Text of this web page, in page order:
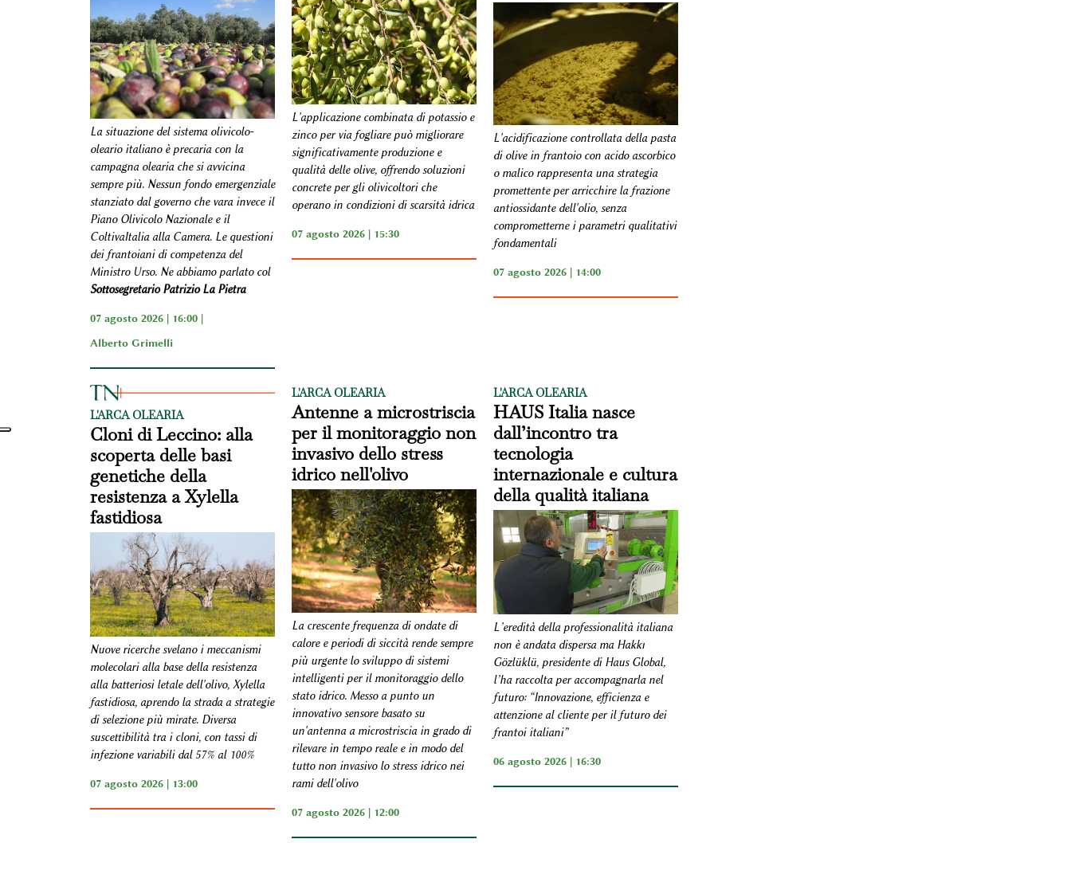
La situazione del sistema olivicolo-
oleario italiano è precaria con la
campagna olearia che si avvicina
sempre più. Nessun fondo emergenziale
stanziato dal governo che vara invece il
Piano Olivicolo Nazionale e il
ColtivaItalia alla Camera. Le questioni
dei frantoiani di competenza del
Ministro Urso. Ne abbiamo parlato col
Sottosegretario Patrizio La Pietra
07 agosto 2026 | 16:00 |
Alberto Grimelli
L'applicazione combinata di potassio e
zinco per via fogliare può migliorare
significativamente produzione e
qualità delle olive, offrendo soluzioni
concrete per gli olivicoltori che
operano in condizioni di scarsità idrica
07 agosto 2026 | 15:30
L'acidificazione controllata della pasta
di olive in frantoio con acido ascorbico
o malico rappresenta una strategia
promettente per arricchire la frazione
antiossidante dell'olio, senza
comprometterne i parametri qualitativi
fondamentali
07 agosto 2026 | 14:00
L'ARCA OLEARIA
Cloni di Leccino: alla
scoperta delle basi
genetiche della
resistenza a Xylella
fastidiosa
Nuove ricerche svelano i meccanismi
molecolari alla base della resistenza
alla batteriosi letale dell'olivo, Xylella
fastidiosa, aprendo la strada a strategie
di selezione più mirate. Diversa
suscettibilità tra i cloni, con tassi di
infezione variabili dal 57% al 100%
07 agosto 2026 | 13:00
L'ARCA OLEARIA
Antenne a microstriscia
per il monitoraggio non
invasivo dello stress
idrico nell'olivo
La crescente frequenza di ondate di
calore e periodi di siccità rende sempre
più urgente lo sviluppo di sistemi
intelligenti per il monitoraggio dello
stato idrico. Messo a punto un
innovativo sensore basato su
un'antenna a microstriscia in grado di
rilevare in tempo reale e in modo del
tutto non invasivo lo stress idrico nei
rami dell'olivo
07 agosto 2026 | 12:00
L'ARCA OLEARIA
HAUS Italia nasce
dall’incontro tra
tecnologia
internazionale e cultura
della qualità italiana
L’eredità della professionalità italiana
non è andata dispersa ma Hakkı
Gözlüklü, presidente di Haus Global,
l’ha raccolta per accompagnarla nel
futuro: “Innovazione, efficienza e
attenzione al cliente per il futuro dei
frantoi italiani”
06 agosto 2026 | 16:30